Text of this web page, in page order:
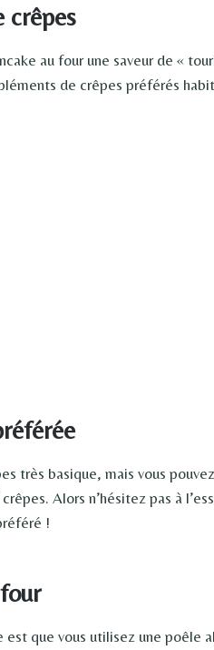
crêpes
au four une saveur de «
de crêpes préférés
très basique, mais vous
Alors n’hésitez pas à
!
que vous utilisez une poêle